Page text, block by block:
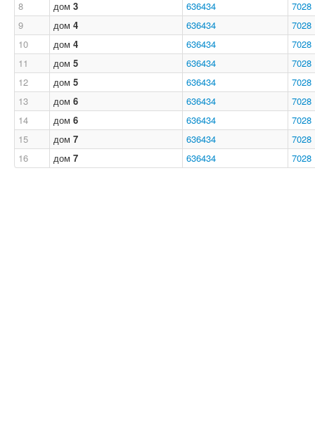
8
дом 3 636434
7028
9
дом 4 636434
7028
10
дом 4 636434
7028
11
дом 5 636434
7028
12
дом 5 636434
7028
13
дом 6 636434
7028
14
дом 6 636434
7028
15
дом 7 636434
7028
16
дом 7 636434 7028